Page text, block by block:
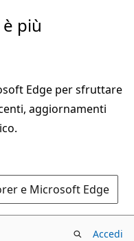
più
Edge per sfruttare
aggiornamenti
e Microsoft Edge
Accedi